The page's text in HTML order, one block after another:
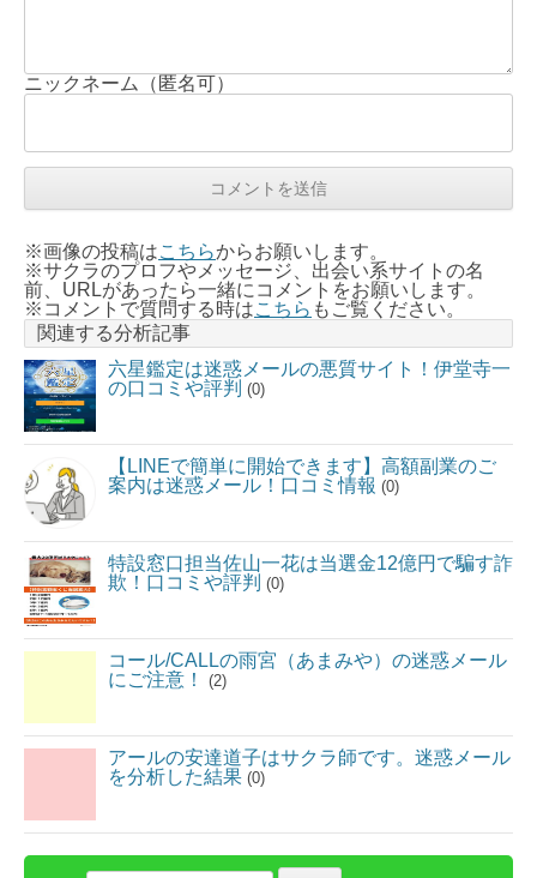
ニックネーム（匿名可）
※画像の投稿はこちらからお願いします。
※サクラのプロフやメッセージ、出会い系サイトの名
前、URLがあったら一緒にコメントをお願いします。
※コメントで質問する時はこちら もご覧ください。
関連する分析記事
六星鑑定は迷惑メールの悪質サイト！伊堂寺一
の口コミや評判 (0)
【LINEで簡単に開始できます】高額副業のご
案内は迷惑メール！口コミ情報 (0)
特設窓口担当佐山一花は当選金12億円で騙す詐
欺！口コミや評判 (0)
コール/CALLの雨宮（あまみや）の迷惑メール
にご注意！
(2)
アールの安達道子はサクラ師です。迷惑メール
を分析した結果 (0)